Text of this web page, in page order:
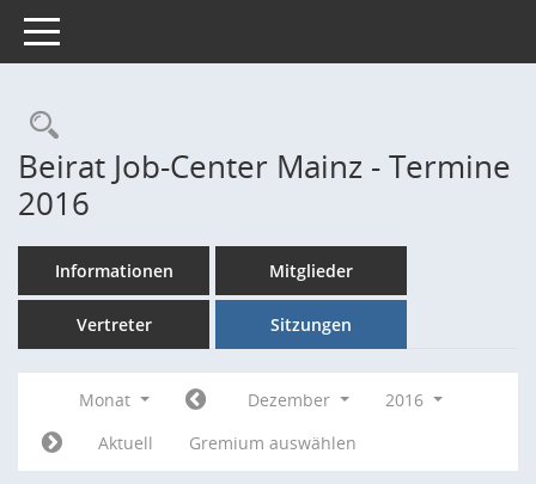
Toggle navigation
Rechercheauswahl
Beirat Job-Center Mainz - Termine
2016
Informationen Mitglieder
Vertreter Sitzungen
Monat Dezember
2016
Aktuell
Gremium auswählen